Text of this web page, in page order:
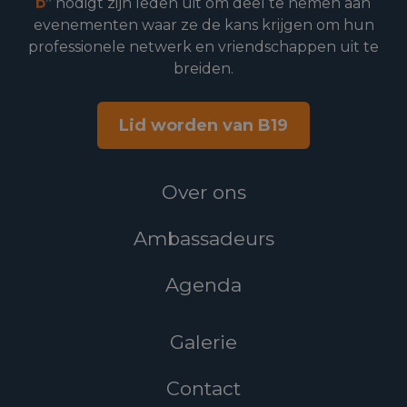
evenementen waar ze de kans krijgen om hun
professionele netwerk en vriendschappen uit te
breiden.
Lid worden van B19
Over ons
Ambassadeurs
Agenda
Galerie
Contact